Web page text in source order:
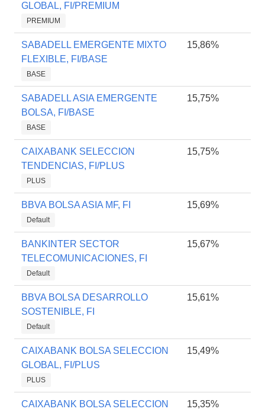
GLOBAL, FI/PREMIUM
PREMIUM
SABADELL EMERGENTE MIXTO
FLEXIBLE, FI/BASE
BASE
15,86%
SABADELL ASIA EMERGENTE
BOLSA, FI/BASE
BASE
15,75%
CAIXABANK SELECCION
TENDENCIAS, FI/PLUS
PLUS
15,75%
BBVA BOLSA ASIA MF, FI
Default
15,69%
BANKINTER SECTOR
TELECOMUNICACIONES, FI
Default
15,67%
BBVA BOLSA DESARROLLO
SOSTENIBLE, FI
Default
15,61%
CAIXABANK BOLSA SELECCION
GLOBAL, FI/PLUS
PLUS
15,49%
CAIXABANK BOLSA SELECCION
15,35%